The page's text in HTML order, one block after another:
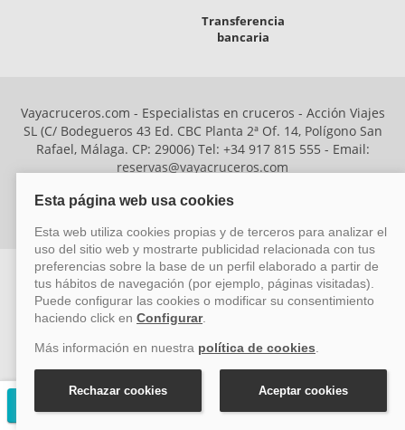
Transferencia
bancaria
Vayacruceros.com - Especialistas en cruceros - Acción Viajes
SL (C/ Bodegueros 43 Ed. CBC Planta 2ª Of. 14, Polígono San
Rafael, Málaga. CP: 29006) Tel: +34 917 815 555 - Email:
reservas@vayacruceros.com
© Copyright ACCION VIAJES S.L. Todos los derechos
reservados. Autorización nº 29780-2
ACCION VIAJES SL ha sido beneficiaria del Fondo Europeo de Desarrollo
investigación de calidad y el uso seguro y fiable del ciberespacio. Gracias a
esta financiación, la empresa ha puesto en marcha un Plan de Acción